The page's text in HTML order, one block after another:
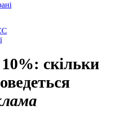
10%: скільки